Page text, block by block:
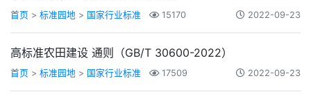
首页 > 标准园地 > 国家行业标准 15170 2022-09-23
高标准农田建设 通则（GB/T 30600-2022）
首页 > 标准园地 > 国家行业标准 17509 2022-09-23